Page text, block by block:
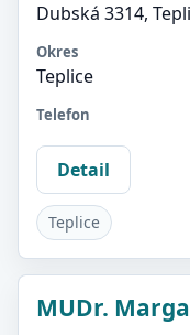
Dubská 3314,
Okres
Teplice
Telefon
Detail
Teplice
MUDr.